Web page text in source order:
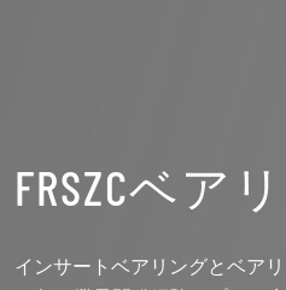
FRSZCベア
信頼性の高い品質、競争力の
FRSZCベア
インサートベアリングとベア
カスタマイ
信頼できる技術サポート 信頼